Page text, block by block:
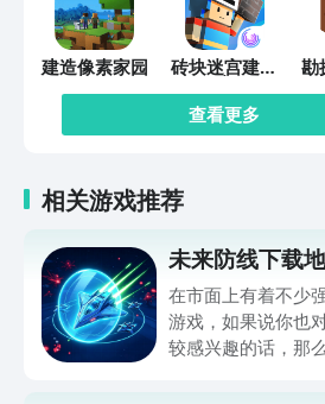
建造像素家园 砖块迷宫建造
者
勘
查看更多
相关游戏推荐
未来防线下载
在市面上有着不少
游戏，如果说你也
较感兴趣的话，那